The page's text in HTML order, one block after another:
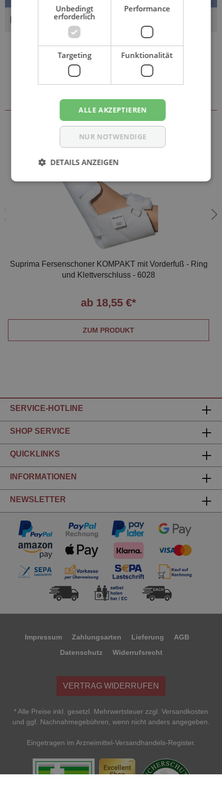
BEWERTUNGEN
Sie könnten auch an folgenden
Artikeln interessiert sein
Suprima Fersenschoner KOMPAKT mit Vorderfuß - Ring
und Klettverschluss - 6028
ab 18,55 €*
ZUM PRODUKT
SERVICE-HOTLINE
SHOP SERVICE
QUICKLINKS
INFORMATIONEN
NEWSLETTER
Impressum Zahlungsarten Lieferung
AGB
Datenschutz
Widerrufsrecht
VERTRAG WIDERRUFEN
* Alle Preise inkl. gesetzl. Mehrwertsteuer zzgl. Versandkosten
und ggf. Nachnahmegebühren, wenn nicht anders angegeben.
Eingetragen im Arzneimittel-Versandhandels-Register.
Unbedingt
erforderlich
Performance
Targeting Funktionalität
ALLE AKZEPTIEREN
NUR NOTWENDIGE
DETAILS ANZEIGEN